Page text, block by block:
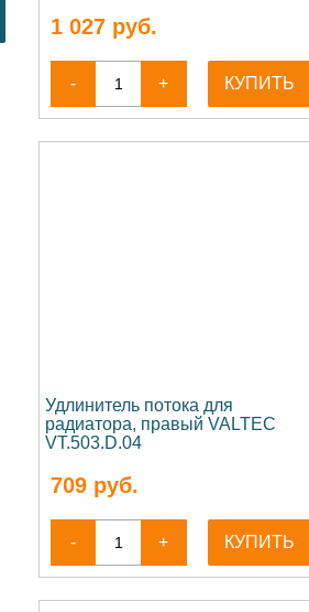
1 027руб.
- + КУПИТЬ
Удлинитель потока для
радиатора, правый VALTEC
VT.503.D.04
709руб.
- + КУПИТЬ